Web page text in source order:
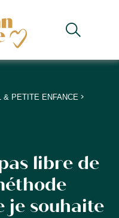
& PETITE ENFANCE>
libre de
je souhaite